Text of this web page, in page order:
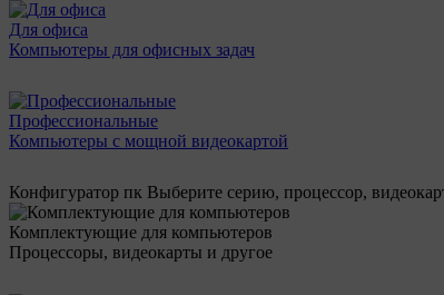
Для офиса
Компьютеры для офисных задач
Профессиональные
Компьютеры с мощной видеокартой
Конфигуратор пк Выберите серию, процессор,
Комплектующие для компьютеров
Процессоры, видеокарты и другое